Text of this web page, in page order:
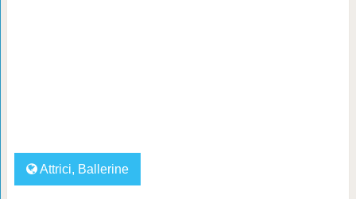
Attrici, Ballerine